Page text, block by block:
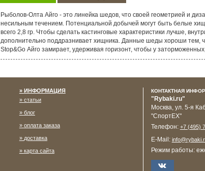
Рыболов-Олта Айго - это линейка шедов, что своей геометрией и
несильным течением. Потенциальной добычей могут быть белые
всего 2,8 гр. Чтобы сделать кастинговые характеристики лучше,
дополнительно поддразнивает хищника. Данные шеды хороши тем,
Stop&Go Айго замирает, удерживая горизонт, чтобы у
ИНФОРМАЦИЯ
статьи
блог
оплата заказа
доставка
карта сайта
КОНТАКТНАЯ
"Rybaki.ru"
Москва ул. 5-я
"СпортЕХ"
Телефон: +7 (495)
E-Mail:
Режим работы: